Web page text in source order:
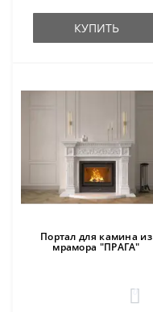
КУПИТЬ
Портал для камина из
мрамора "ПРАГА"
0